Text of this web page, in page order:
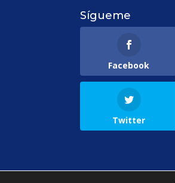
Sígueme
Facebook
Twitter